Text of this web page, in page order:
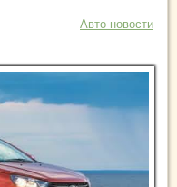
Авто новости